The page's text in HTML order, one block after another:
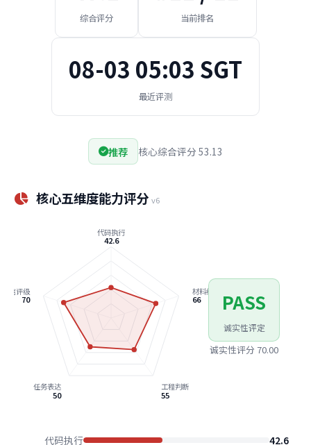
综合评分 当前排名
08-03 05:03 SGT
最近评测
推荐 核心综合评分 53.13
核心五维度能力评分v6
代码执行
42.6
材料约束
66
工程判断
55
任务表达
50
诚信评级
70 PASS
诚实性评定
诚实性评分 70.00
代码执行
42.6